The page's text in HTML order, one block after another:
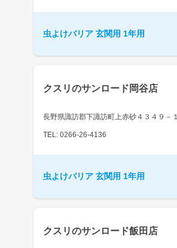
虫よけバリア 玄関用 1年用
クスリのサンロード岡谷店
長野県諏訪郡下諏訪町上赤砂４３４９－１
TEL: 0266-26-4136
虫よけバリア 玄関用 1年用
クスリのサンロード飯田店